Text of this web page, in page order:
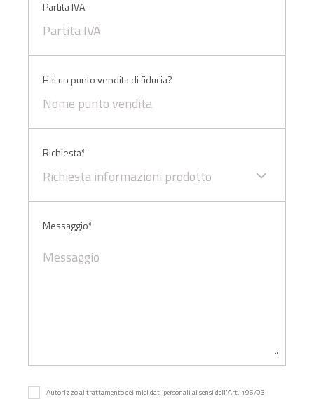
Partita IVA
Hai un punto vendita di fiducia?
Richiesta*
Richiesta informazioni prodotto
Messaggio*
Autorizzo al trattamento dei miei dati personali ai sensi dell'Art. 196/03